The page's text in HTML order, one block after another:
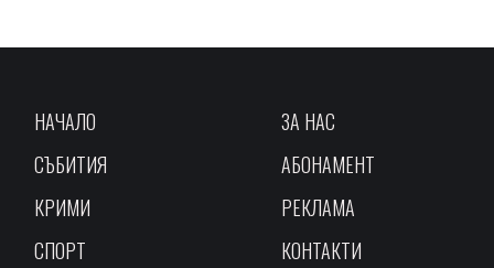
НАЧАЛО
СЪБИТИЯ
КРИМИ
СПОРТ
ЗА НАС
АБОНАМЕНТ
РЕКЛАМА
КОНТАКТИ